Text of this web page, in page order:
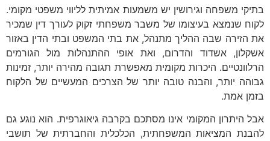
בתיקי משפחה וגירושין יש משמעות אמיתית לליווי משפטי מקומי.
לקוח שנמצא בעיצומו של משבר משפחתי זקוק לעורך דין שמכיר
את הזירה שבה ההליך מתנהל, את בתי המשפט ובתי הדין באזור
אשקלון, אשדוד והדרום, ואת אופי ההתנהלות מול הגורמים
הרלוונטיים. היכרות מקומית מאפשרת תגובה מהירה יותר, זמינות
גבוהה יותר, והבנה טובה יותר של הצרכים המעשיים של הלקוח
בזמן אמת.
אבל היתרון המקומי אינו מסתכם בקרבה גיאוגרפית. הוא נוגע גם
להבנת המציאות המשפחתית, הכלכלית והחברתית של תושבי